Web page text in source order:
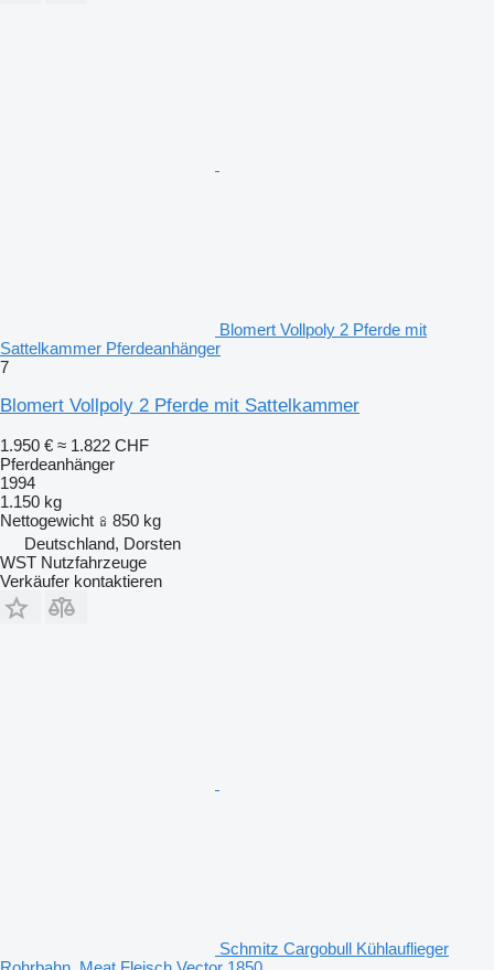
Blomert Vollpoly 2 Pferde mit
Sattelkammer Pferdeanhänger
7
Blomert Vollpoly 2 Pferde mit Sattelkammer
1.950 € ≈ 1.822 CHF
Pferdeanhänger
1994
1.150 kg
Nettogewicht
850 kg
Deutschland, Dorsten
WST Nutzfahrzeuge
Verkäufer kontaktieren
Schmitz Cargobull Kühlauflieger